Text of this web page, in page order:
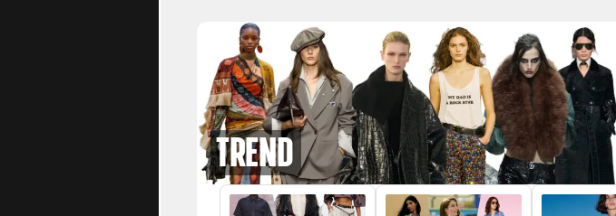
Trend